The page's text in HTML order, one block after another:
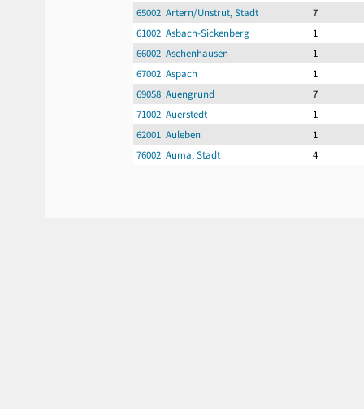
65002 Artern/Unstrut, Stadt
7
61002 Asbach-Sickenberg
1
66002 Aschenhausen
1
67002 Aspach
1
69058 Auengrund
7
71002 Auerstedt
1
62001 Auleben
1
76002 Auma, Stadt
4